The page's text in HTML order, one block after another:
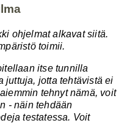
ohjelmat alkavat siitä.
toimii.
itse tunnilla
juttuja, jotta tehtävistä ei
tehnyt nämä, voit
- näin tehdään
testatessa. Voit